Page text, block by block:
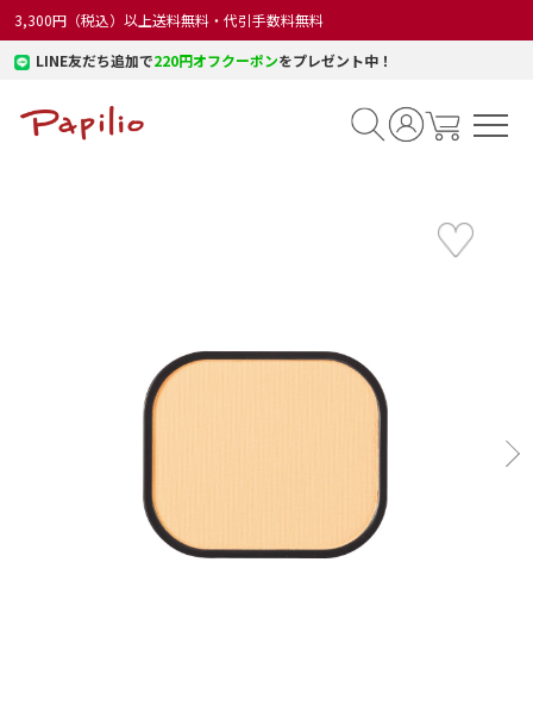
3,300円（税込）以上送料無料・代引手数料無料
LINE友だち追加で220円オフクーポンをプレゼント中！